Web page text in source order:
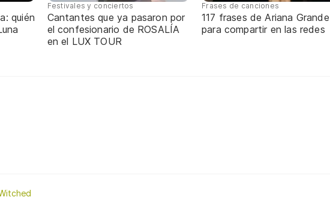
quién
Festivales y conciertos
Cantantes que ya pasaron por
el confesionario de ROSALÍA
en el LUX TOUR
Frases de canciones
117 frases de Ariana Grande
para compartir en las redes